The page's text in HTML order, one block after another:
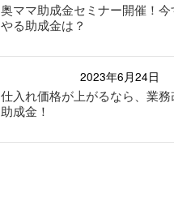
奥ママ助成金セミナー開催！今
やる助成金は？
2023年6月24日
仕入れ価格が上がるなら、業務
助成金！